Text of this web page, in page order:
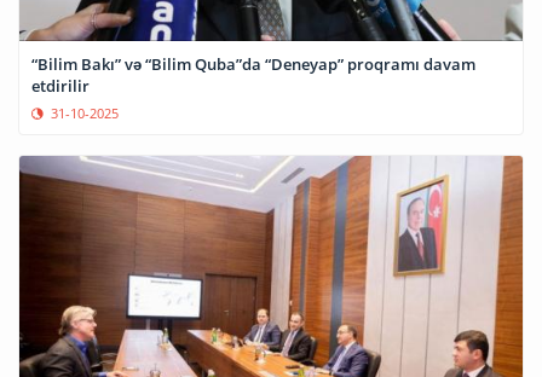
“Bilim Bakı” və “Bilim Quba”da “Deneyap” proqramı davam
etdirilir
31-10-2025